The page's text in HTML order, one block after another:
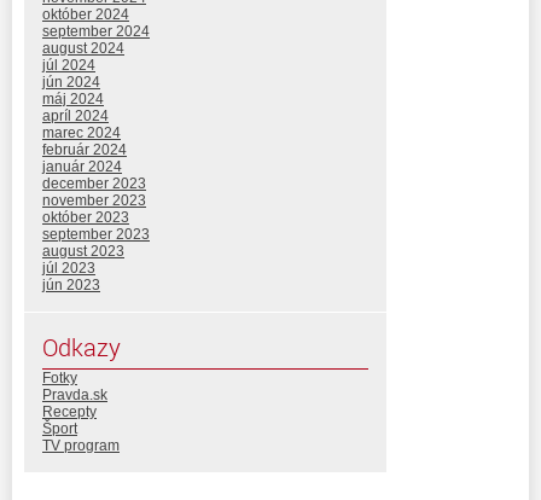
október 2024
september 2024
august 2024
júl 2024
jún 2024
máj 2024
apríl 2024
marec 2024
február 2024
január 2024
december 2023
november 2023
október 2023
september 2023
august 2023
júl 2023
jún 2023
Odkazy
Fotky
Pravda.sk
Recepty
Šport
TV program